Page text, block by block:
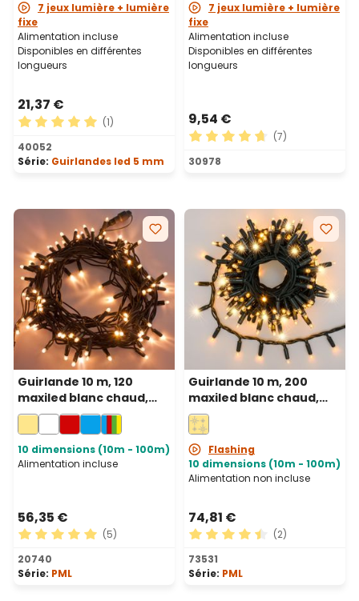
7 jeux lumière + lumière
fixe
Alimentation incluse
Disponibles en différentes
longueurs
21,37 €
Note moyenne de 5 sur 5 étoiles
(1)
40052
Série: Guirlandes led 5 mm
7 jeux lumière + lumière
fixe
Alimentation incluse
Disponibles en différentes
longueurs
9,54 €
Note moyenne de 4.71 sur
(7)
30978
Guirlande 10 m, 120
maxiled blanc chaud,
câble vert,
prolongeable, IP67
10 dimensions (10m - 100m)
Alimentation incluse
56,35 €
Note moyenne de 5 sur 5 étoiles
(5)
20740
Série: PML
Guirlande 10 m, 200
maxiled blanc chaud,
câble vert,
prolongeable, IP67
Flashing
10 dimensions (10m - 100m)
Alimentation non incluse
74,81 €
Note moyenne de 4.5 sur
(2)
73531
Série: PML